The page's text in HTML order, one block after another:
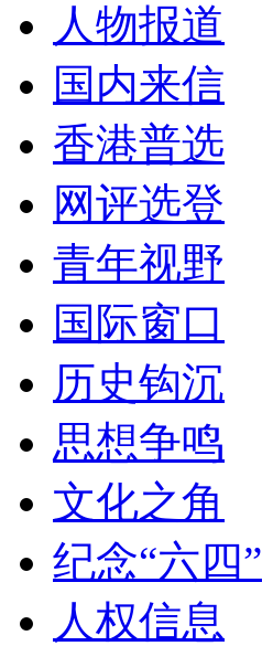
人物报道
国内来信
香港普选
网评选登
青年视野
国际窗口
历史钩沉
思想争鸣
文化之角
纪念“六四”
人权信息